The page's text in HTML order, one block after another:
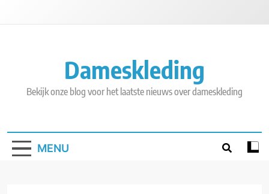
Dameskleding
Bekijk onze blog voor het laatste nieuws over dameskleding
MENU